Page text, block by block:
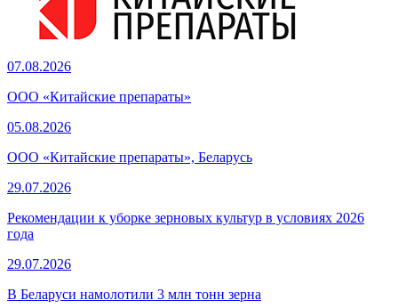
07.08.2026
ООО «Китайские препараты»
05.08.2026
ООО «Китайские препараты», Беларусь
29.07.2026
Рекомендации к уборке зерновых культур в условиях 2026
года
29.07.2026
В Беларуси намолотили 3 млн тонн зерна